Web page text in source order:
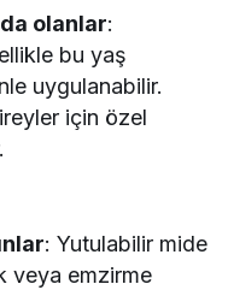
olanlar:
bu yaş
uygulanabilir.
için özel
: Yutulabilir mide
veya emzirme